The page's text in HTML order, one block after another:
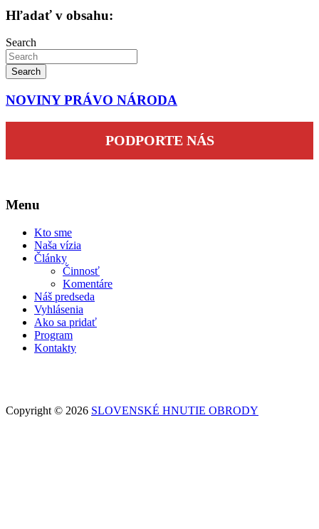
Hľadať v obsahu:
Search
Search
NOVINY PRÁVO NÁRODA
PODPORTE NÁS
Menu
Kto sme
Naša vízia
Články
Činnosť
Komentáre
Náš predseda
Vyhlásenia
Ako sa pridať
Program
Kontakty
Copyright © 2026 SLOVENSKÉ HNUTIE OBRODY